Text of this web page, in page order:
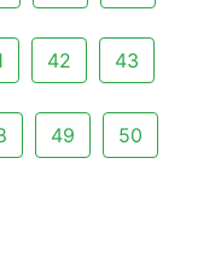
42 43
49 50